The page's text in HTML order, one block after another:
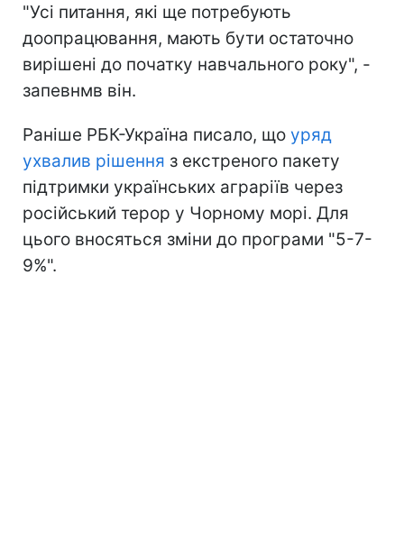
"Усі питання, які ще потребують
доопрацювання, мають бути остаточно
вирішені до початку навчального року", -
запевнмв він.
Раніше РБК-Україна писало, що уряд
ухвалив рішення з екстреного пакету
підтримки українських аграріїв через
російський терор у Чорному морі. Для
цього вносяться зміни до програми "5-7-
9%".